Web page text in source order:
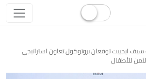
ايجيبت توقعان بروتوكول تعاون استراتيجي
للأطفال